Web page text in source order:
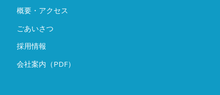
概要・アクセス
ごあいさつ
採用情報
会社案内（PDF）